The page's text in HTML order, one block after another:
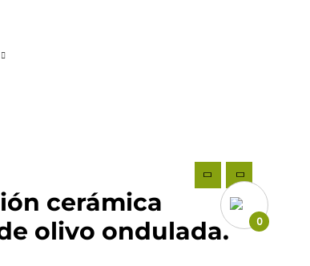
cerámica
olivo ondulada.
0